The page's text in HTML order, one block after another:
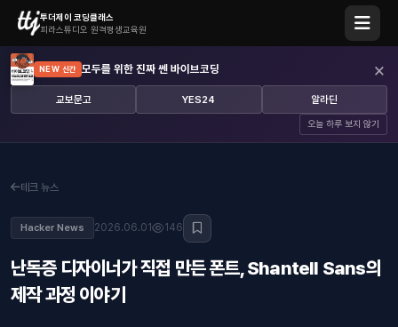
투더제이 코딩클래스
피라스튜디오 원격평생교육원
NEW 신간 모두를 위한 진짜 쎈 바이브코딩
교보문고 YES24 알라딘
오늘 하루 보지 않기
×
테크 뉴스
Hacker News 2026.06.01 146
난독증 디자이너가 직접 만든 폰트, Shantell Sans의
제작 과정 이야기